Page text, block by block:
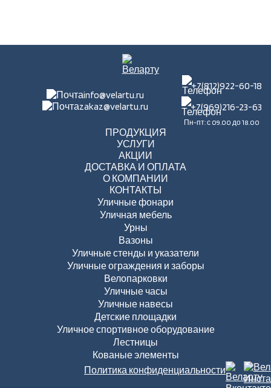
info@velartu.ru
zakaz@velartu.ru
+7(812)922-60-18
+7(969)216-23-63
Пн-пт: с 09.00 до 18.00
ПРОДУКЦИЯ
УСЛУГИ
АКЦИИ
ДОСТАВКА И ОПЛАТА
О КОМПАНИИ
КОНТАКТЫ
Уличные фонари
Уличная мебель
Урны
Вазоны
Уличные стенды и указатели
Уличные ограждения и заборы
Велопарковки
Уличные часы
Уличные навесы
Детские площадки
Уличное спортивное оборудование
Лестницы
Кованые элементы
Политика конфиденциальности